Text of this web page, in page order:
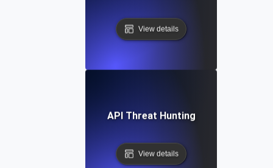
View details
API Threat Hunting
View details